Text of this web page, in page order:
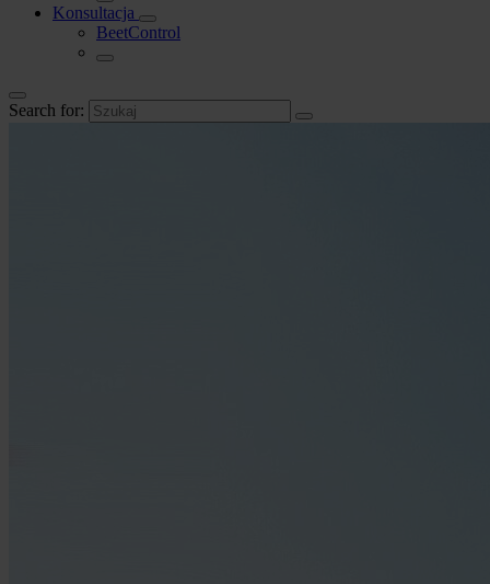
Konsultacja
BeetControl
Search for: